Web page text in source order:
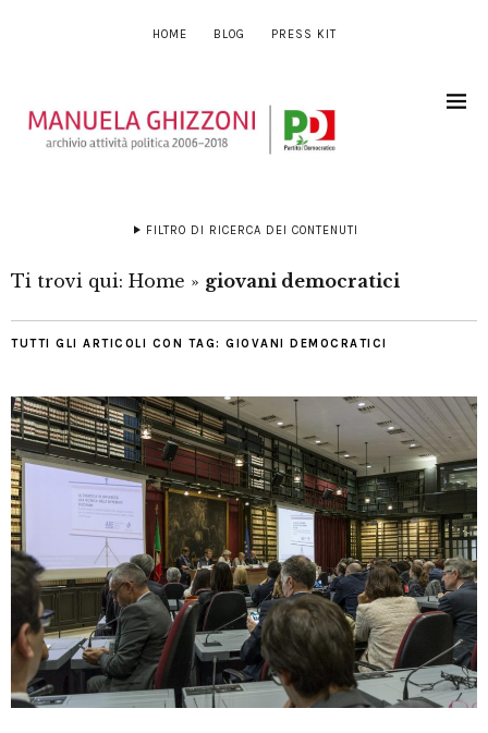
HOME BLOG PRESS KIT
FILTRO DI RICERCA DEI CONTENUTI
Ti trovi qui: Home » giovani democratici
TUTTI GLI ARTICOLI CON TAG: GIOVANI DEMOCRATICI